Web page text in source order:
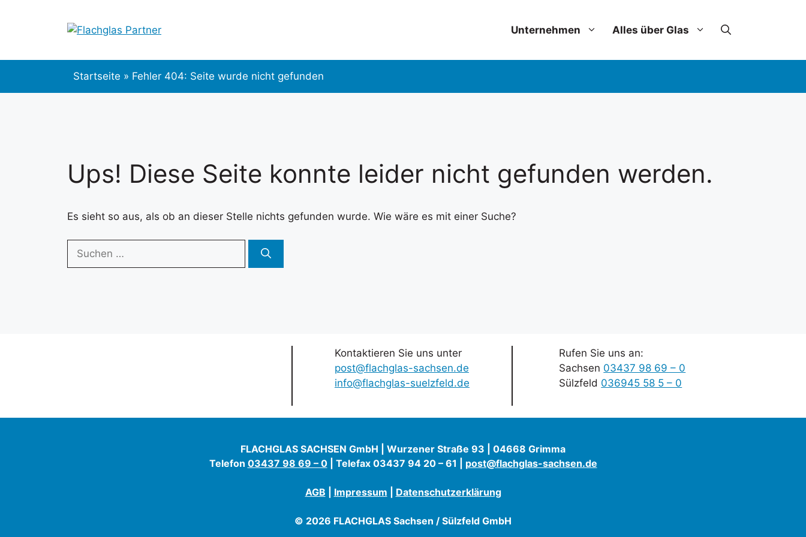
Unternehmen Alles über Glas
Startseite » Fehler 404: Seite wurde nicht gefunden
Ups! Diese Seite konnte leider nicht gefunden werden.
Es sieht so aus, als ob an dieser Stelle nichts gefunden wurde. Wie wäre es mit einer Suche?
nach:
Kontaktieren Sie uns unter
post@flachglas-sachsen.de
info@flachglas-suelzfeld.de
Rufen Sie uns an:
Sachsen 03437 98 69 – 0
Sülzfeld 036945 58 5 – 0
FLACHGLAS SACHSEN GmbH | Wurzener Straße 93 | 04668 Grimma
Telefon 03437 98 69 – 0| Telefax 03437 94 20 – 61 | post@flachglas-sachsen.de
AGB Impressum Datenschutzerklärung
© 2026 FLACHGLAS Sachsen / Sülzfeld GmbH